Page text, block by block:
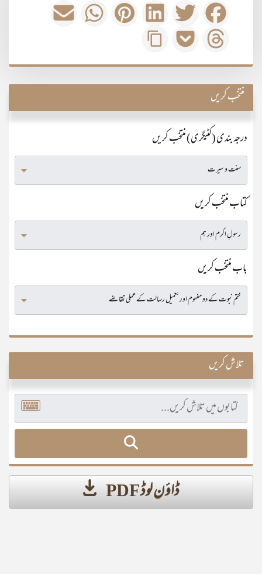
منتخب کریں
درجہ بندی (کٹیگری) منتخب کریں
کتاب منتخب کریں
باب منتخب کریں
تلاش کریں
ڈاؤن لوڈ PDF